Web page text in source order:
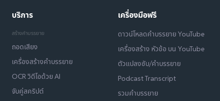
บริการ
สร้างคำบรรยาย
ถอดเสียง
เครื่องสร้างคำบรรยาย
OCR วิดีโอด้วย AI
จับคู่สคริปต์
เครื่องมือฟรี
ดาวน์โหลดคำบรรยาย YouTube
เครื่องสร้าง หัวข้อ บน YouTube
ตัวแปลงซับ/คำบรรยาย
Podcast Transcript
รวมคำบรรยาย